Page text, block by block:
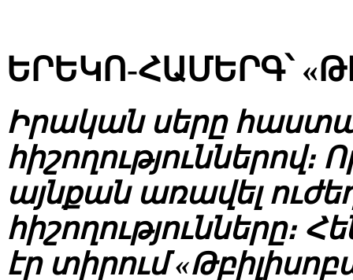
ԵՐԵԿՈ-ՀԱՄԵՐԳ՝
Իրական սերը
հիշողություններով։
այնքան առավել
հիշողությունները։
էր տիրում